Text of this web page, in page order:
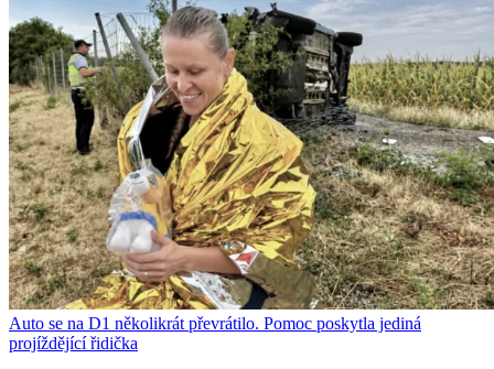
Auto se na D1 několikrát převrátilo. Pomoc poskytla jediná
projíždějící řidička